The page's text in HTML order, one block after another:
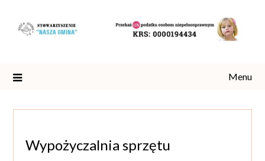
content
Menu
Wypożyczalnia sprzętu